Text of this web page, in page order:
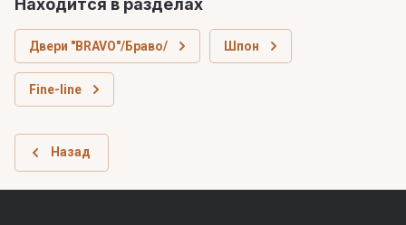
Находится в разделах
Двери "BRAVO"/Браво/ Шпон
Fine-line
Назад